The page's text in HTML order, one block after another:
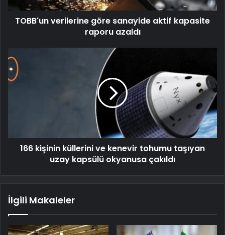
TOBB'un verilerine göre sanayide aktif kapasite
raporu azaldı
166 kişinin küllerini ve kenevir tohumu taşıyan
uzay kapsülü okyanusa çakıldı
İlgili Makaleler